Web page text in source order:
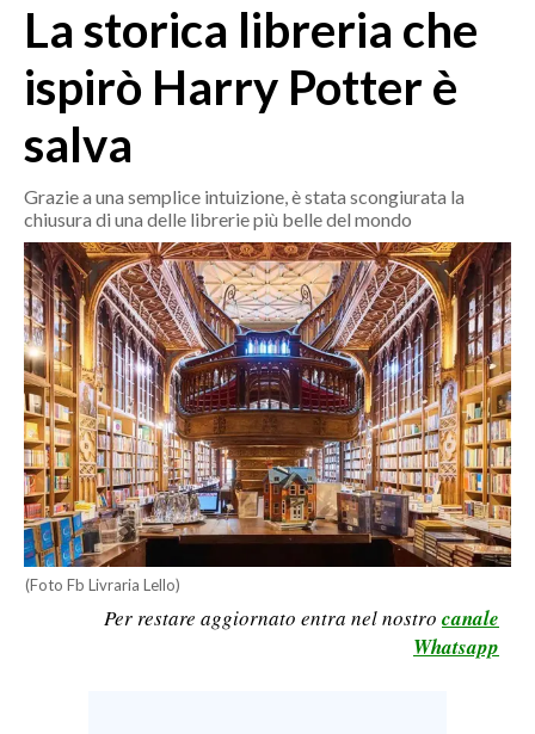
MEDIO CAMPIDANO
SASSARI E PROVINCIA
GALLURA
NUORO E PROVINCIA
OGLIASTRA
AGENDA
CRONACA
ITALIA
MONDO
POLITICA
ECONOMIA
SERVIZI ALLE IMPRESE
LAVORO
La storica libreria che
ispirò Harry Potter è
salva
Grazie a una semplice intuizione, è stata scongiurata la
chiusura di una delle librerie più belle del mondo
(Foto Fb Livraria Lello)
Per restare aggiornato entra nel nostro canale
Whatsapp